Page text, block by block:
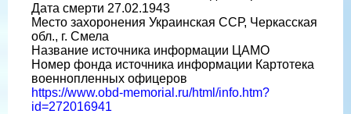
Дата смерти 27.02.1943
Место захоронения Украинская ССР, Черкасская
обл., г. Смела
Название источника информации ЦАМО
Номер фонда источника информации Картотека
военнопленных офицеров
https://www.obd-memorial.ru/html/info.htm?
id=272016941